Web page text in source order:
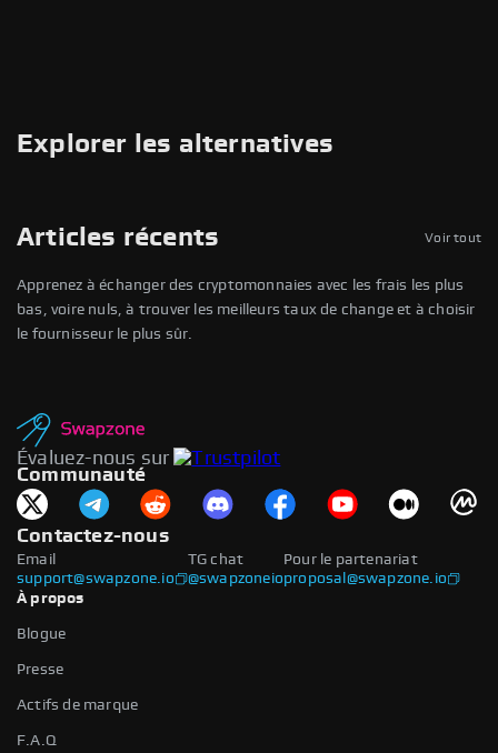
Id de la transaction
Explorer les alternatives
Articles récents Voir tout
Apprenez à échanger des cryptomonnaies avec les frais les plus
bas, voire nuls, à trouver les meilleurs taux de change et à choisir
le fournisseur le plus sûr.
Évaluez-nous sur
Communauté
Contactez-nous
Email
support@swapzone.io
Pour le partenariat
proposal@swapzone.io
TG chat
@swapzoneio
À propos
Blogue
Presse
Actifs de marque
F.A.Q